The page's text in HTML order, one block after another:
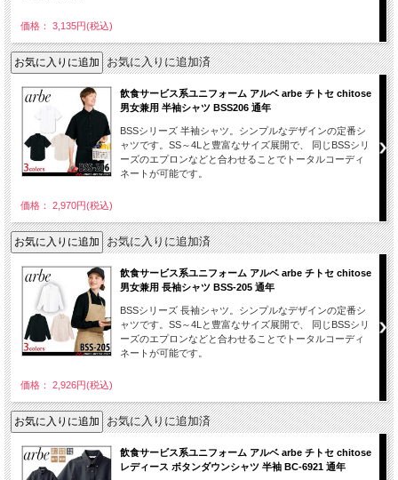
価格： 3,135円(税込)
お気に入りに追加済
飲食サービス系ユニフォーム アルベ arbe チトセ chitose
男女兼用 半袖シャツ BSS206 通年
BSSシリーズ 半袖シャツ。シンプルなデザインの定番シ
ャツです。SS～4Lと豊富なサイズ展開で、 同じBSSシリ
ーズのエプロンなどと合わせることでトータルコーディ
ネートが可能です。
価格： 2,970円(税込)
お気に入りに追加済
飲食サービス系ユニフォーム アルベ arbe チトセ chitose
男女兼用 長袖シャツ BSS-205 通年
BSSシリーズ 長袖シャツ。シンプルなデザインの定番シ
ャツです。SS～4Lと豊富なサイズ展開で、 同じBSSシリ
ーズのエプロンなどと合わせることでトータルコーディ
ネートが可能です。
価格： 2,926円(税込)
お気に入りに追加済
飲食サービス系ユニフォーム アルベ arbe チトセ chitose
レディース ボタンダウンシャツ 半袖 BC-6921 通年